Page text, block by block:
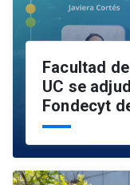
Facultad
UC se
Fondecyt